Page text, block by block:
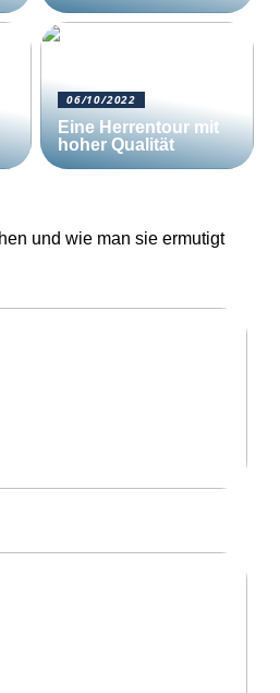
06/10/2022
Eine Herrentour mit
hoher Qualität
und wie man sie ermutigt